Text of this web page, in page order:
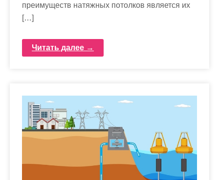
преимуществ натяжных потолков является их
[…]
Читать далее →